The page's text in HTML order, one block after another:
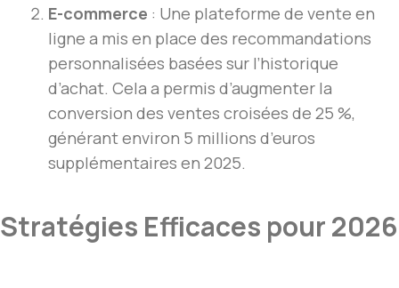
E-commerce : Une plateforme de vente en
ligne a mis en place des recommandations
personnalisées basées sur l’historique
d’achat. Cela a permis d’augmenter la
conversion des ventes croisées de 25 %,
générant environ 5 millions d’euros
supplémentaires en 2025.
Stratégies Efficaces pour 2026